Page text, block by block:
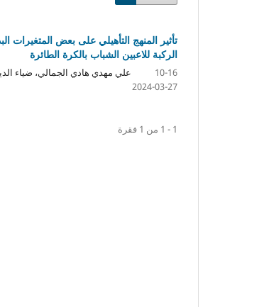
الركبة للاعبين الشباب بالكرة الطائرة
علي مهدي هادي الجمالي، ضياء
10-16
2024-03-27
1 - 1 من 1 فقرة